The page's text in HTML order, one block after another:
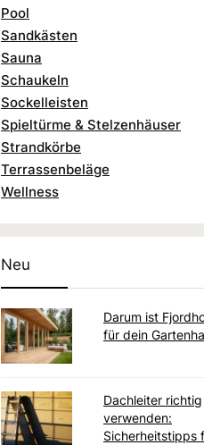
Pool
Sandkästen
Sauna
Schaukeln
Sockelleisten
Spieltürme & Stelzenhäuser
Strandkörbe
Terrassenbeläge
Wellness
Neu
Darum ist
für dein
Dachleiter richtig
verwenden:
Sicherheitstipps